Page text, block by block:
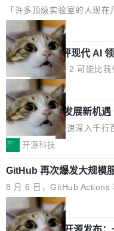
个表单字段，每个字段还有
想...
的严苛使用需求。 澎湃功
600PG5 AI TOP具备强悍输
机身尺寸大幅精简。整机长
功率段机身尺寸十分紧凑的
巧机身有效提升市面主流标
元。数字广告与公共关系相
25年的8463亿美元扩张至
元。数字的背后是一个清
业化营销服务的需求从未如
的同时,服务商的竞争逻辑正
Agency年度合辑的观察指出
者最近的载体,在整个品牌营
高了。全域营销服务商的竞
度,案例厚度、全域覆盖、
了
「许多顶级实验室的人现在
且他们认为 ICLR/ICML/
度宣传和欺诈。」 OpenAI
n 这条推文引发了广泛讨论
话，他是说出了一个圈内人
破的事实。 Jordan 随后补
「我不认为这些会议上大部
或造假。问题是，作为读者
看起来最令人兴奋的论文，
度宣传的。」 这才是真正的
都有问题，是最吸引眼球的
他引用的帖子来自 Mathew
026 的读者：「看了篇 ...
局
xAI 前工程师评现代 AI
3 开源项目
Flash Attention 2 可能比
这句话不是来自某个技术博
Pham 的一条推文。Hieu
的早期工程师之一，在
工作过。近日他在 X 上发了
认为现代 AI 领域最重要的
理由很具体。FA 系列不需
认为最重要的一个——复杂
驱动你去学 CuTe，但还没
er++ 优化所淹没，足够容易
键的是 FA2 的持久性...
局
共商智能硬件发展新机遇
硬件开发者日杭州站即将
随着万物智联加速深入千行
单点设备迈向智能化、网联
鸿蒙通过统一技术底座和分
型智能设备的开发、连接与
也为产业链企业探索产品创
的空间。 8月14日，开源鸿
（OHDD：OpenHarmony
开 开源科技
GitHub 再次爆发大规模
8 月 6 日，GitHub Actions
模服务降级，Actions 完全
webhook 停发，连自托管
局